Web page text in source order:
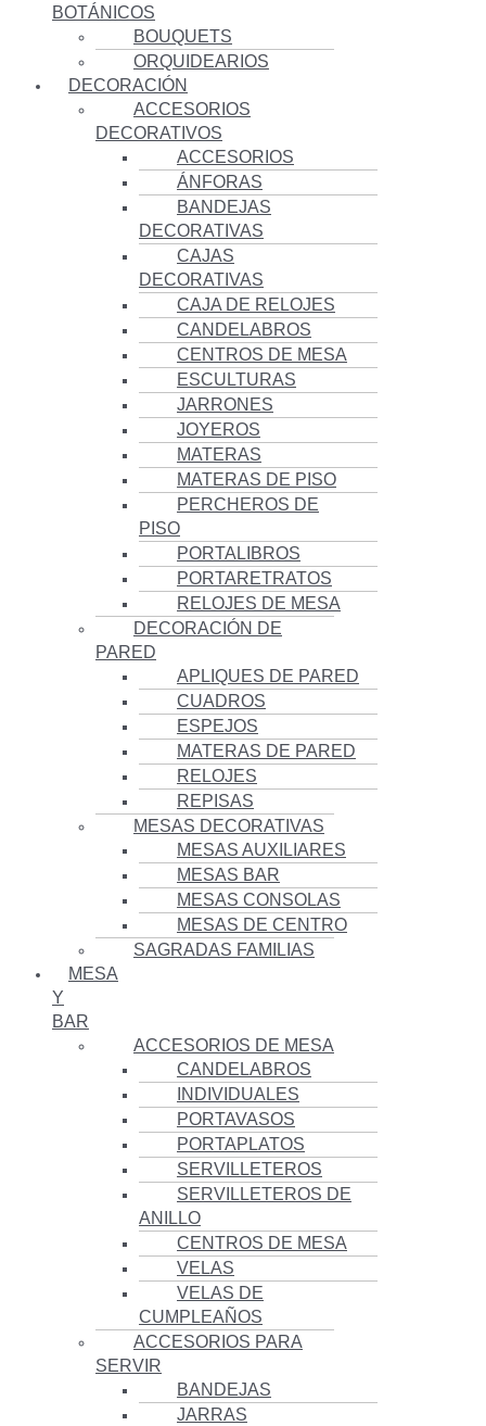
BOTÁNICOS
BOUQUETS
ORQUIDEARIOS
DECORACIÓN
ACCESORIOS
DECORATIVOS
ACCESORIOS
ÁNFORAS
BANDEJAS
DECORATIVAS
CAJAS
DECORATIVAS
CAJA DE RELOJES
CANDELABROS
CENTROS DE MESA
ESCULTURAS
JARRONES
JOYEROS
MATERAS
MATERAS DE PISO
PERCHEROS DE
PISO
PORTALIBROS
PORTARETRATOS
RELOJES DE MESA
DECORACIÓN DE
PARED
APLIQUES DE PARED
CUADROS
ESPEJOS
MATERAS DE PARED
RELOJES
REPISAS
MESAS DECORATIVAS
MESAS AUXILIARES
MESAS BAR
MESAS CONSOLAS
MESAS DE CENTRO
SAGRADAS FAMILIAS
MESA
Y
BAR
ACCESORIOS DE MESA
CANDELABROS
INDIVIDUALES
PORTAVASOS
PORTAPLATOS
SERVILLETEROS
SERVILLETEROS DE
ANILLO
CENTROS DE MESA
VELAS
VELAS DE
CUMPLEAÑOS
ACCESORIOS PARA
SERVIR
BANDEJAS
JARRAS